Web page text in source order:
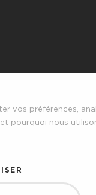
vos préférences,
pourquoi nous